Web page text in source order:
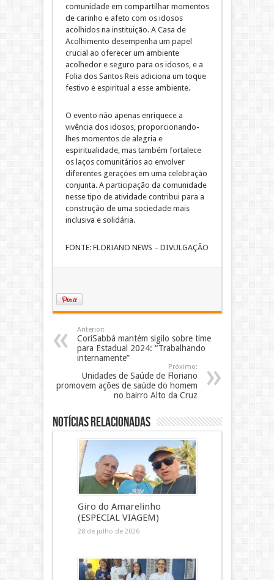
comunidade em compartilhar momentos
de carinho e afeto com os idosos
acolhidos na instituição. A Casa de
Acolhimento desempenha um papel
crucial ao oferecer um ambiente
acolhedor e seguro para os idosos, e a
Folia dos Santos Reis adiciona um toque
festivo e espiritual a esse ambiente.
O evento não apenas enriquece a
vivência dos idosos, proporcionando-
lhes momentos de alegria e
espiritualidade, mas também fortalece
os laços comunitários ao envolver
diferentes gerações em uma celebração
conjunta. A participação da comunidade
nesse tipo de atividade contribui para a
construção de uma sociedade mais
inclusiva e solidária.
FONTE: FLORIANO NEWS – DIVULGAÇÃO
Anterior:
CoriSabbá mantém sigilo sobre time
para Estadual 2024: “Trabalhando
internamente”
Próximo:
Unidades de Saúde de Floriano
promovem ações de saúde do homem
no bairro Alto da Cruz
Notícias Relacionadas
Giro do Amarelinho
(ESPECIAL VIAGEM)
28 de julho de 2026